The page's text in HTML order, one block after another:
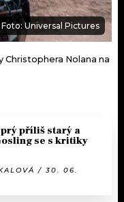
Foto: Universal Pictures
Christophera Nolana na
příliš starý a
se s kritiky
/ 30. 06.